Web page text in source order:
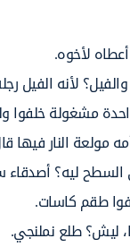
لأخوه.
لأنه الفيل
مشغولة
النار فيها
السطح ليه؟
طقم كاسات.
ليش؟ طلع نملنجي.